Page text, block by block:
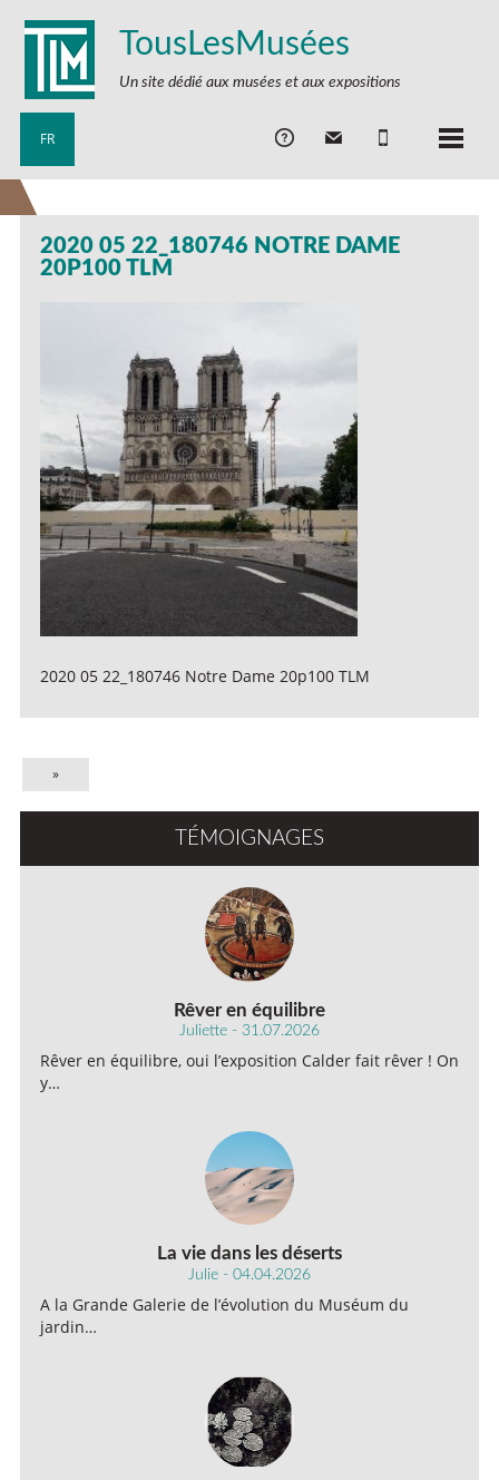
TousLesMusées
Un site dédié aux musées et aux expositions
FR
2020 05 22_180746 NOTRE DAME
20P100 TLM
2020 05 22_180746 Notre Dame 20p100 TLM
»
TÉMOIGNAGES
Rêver en équilibre
Juliette - 31.07.2026
Rêver en équilibre, oui l’exposition Calder fait rêver ! On
y…
La vie dans les déserts
Julie - 04.04.2026
A la Grande Galerie de l’évolution du Muséum du
jardin…